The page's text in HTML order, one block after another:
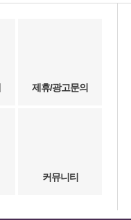
제휴/광고문의
커뮤니티